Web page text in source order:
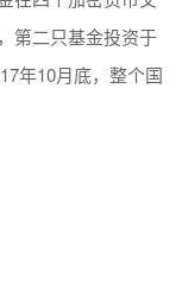
第二只基金投资于
年10月底，整个国